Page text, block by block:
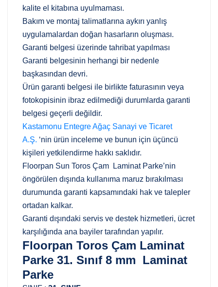
kalite el kitabına uyulmaması.
Bakım ve montaj talimatlarına aykırı yanlış
uygulamalardan doğan hasarların oluşması.
Garanti belgesi üzerinde tahribat yapılması
Garanti belgesinin herhangi bir nedenle
başkasından devri.
Ürün garanti belgesi ile birlikte faturasının veya
fotokopisinin ibraz edilmediği durumlarda garanti
belgesi geçerli değildir.
Kastamonu Entegre Ağaç Sanayi ve Ticaret
A.Ş. ‘nin ürün inceleme ve bunun için üçüncü
kişileri yetkilendirme hakkı saklıdır.
Floorpan Sun Toros Çam Laminat Parke’nin
öngörülen dışında kullanıma maruz bırakılması
durumunda garanti kapsamındaki hak ve talepler
ortadan kalkar.
Garanti dışındaki servis ve destek hizmetleri, ücret
karşılığında ana bayiler tarafından yapılır.
Floorpan Toros Çam Laminat
Parke 31. Sınıf 8 mm Laminat
Parke